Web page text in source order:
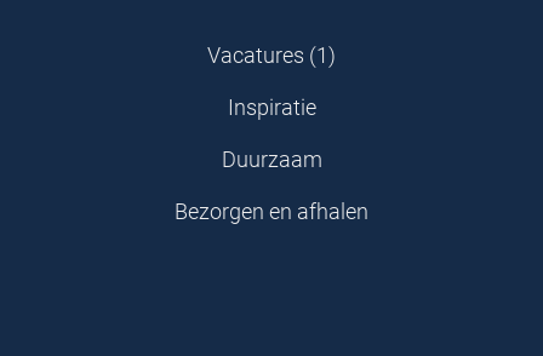
Vacatures (1)
Inspiratie
Duurzaam
Bezorgen en afhalen